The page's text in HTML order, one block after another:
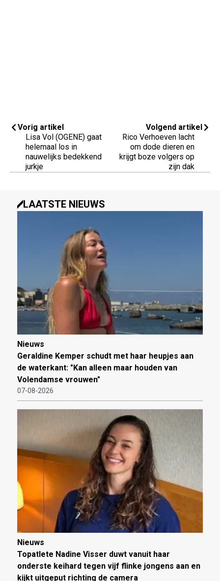
Vorig artikel
Lisa Vol (OGENE) gaat
helemaal los in
nauwelijks bedekkend
jurkje
Volgend artikel
Rico Verhoeven lacht
om dode dieren en
krijgt boze volgers op
zijn dak
LAATSTE NIEUWS
Nieuws
Geraldine Kemper schudt met haar heupjes aan
de waterkant: "Kan alleen maar houden van
Volendamse vrouwen"
07-08-2026
Nieuws
Topatlete Nadine Visser duwt vanuit haar
onderste keihard tegen vijf flinke jongens aan en
kijkt uitgeput richting de camera